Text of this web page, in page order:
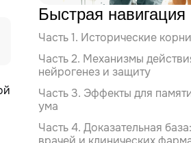
Быстрая навигация
Часть 1. Исторические
Часть 2. Механизмы
нейрогенез и защиту
Часть 3. Эффекты для
ума
Часть 4. Доказательная